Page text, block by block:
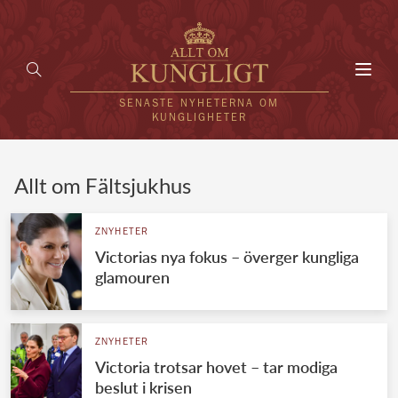
SENASTE NYHETERNA OM
KUNGLIGHETER
UTLÄNDSKT
VÄRLDENS KUNGAHUS
Svenska kungahuset
Brittiska kungahuset
REDAKTION
Allt om Fältsjukhus
ZNYHETER
Victorias nya fokus – överger kungliga
glamouren
ZNYHETER
Victoria trotsar hovet – tar modiga
beslut i krisen